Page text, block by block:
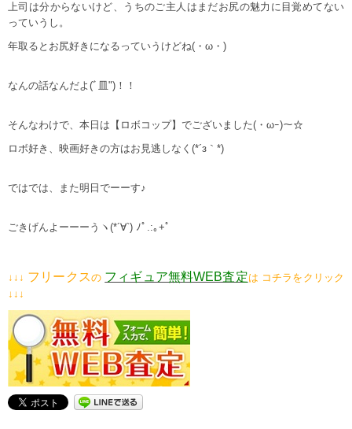
上司は分からないけど、うちのご主人はまだお尻の魅力に目覚めてない
っていうし。
年取るとお尻好きになるっていうけどね(・ω・)
なんの話なんだよ(ﾞ皿")！！
そんなわけで、本日は【ロボコップ】でございました(・ωｰ)～☆
ロボ好き、映画好きの方はお見逃しなく(*´з｀*)
ではでは、また明日でーーす♪
ごきげんよーーーうヽ(*´∀`) ﾉﾟ.:｡+ﾟ
↓↓↓ フリークスの フィギュア無料WEB査定は コチラをクリック
↓↓↓